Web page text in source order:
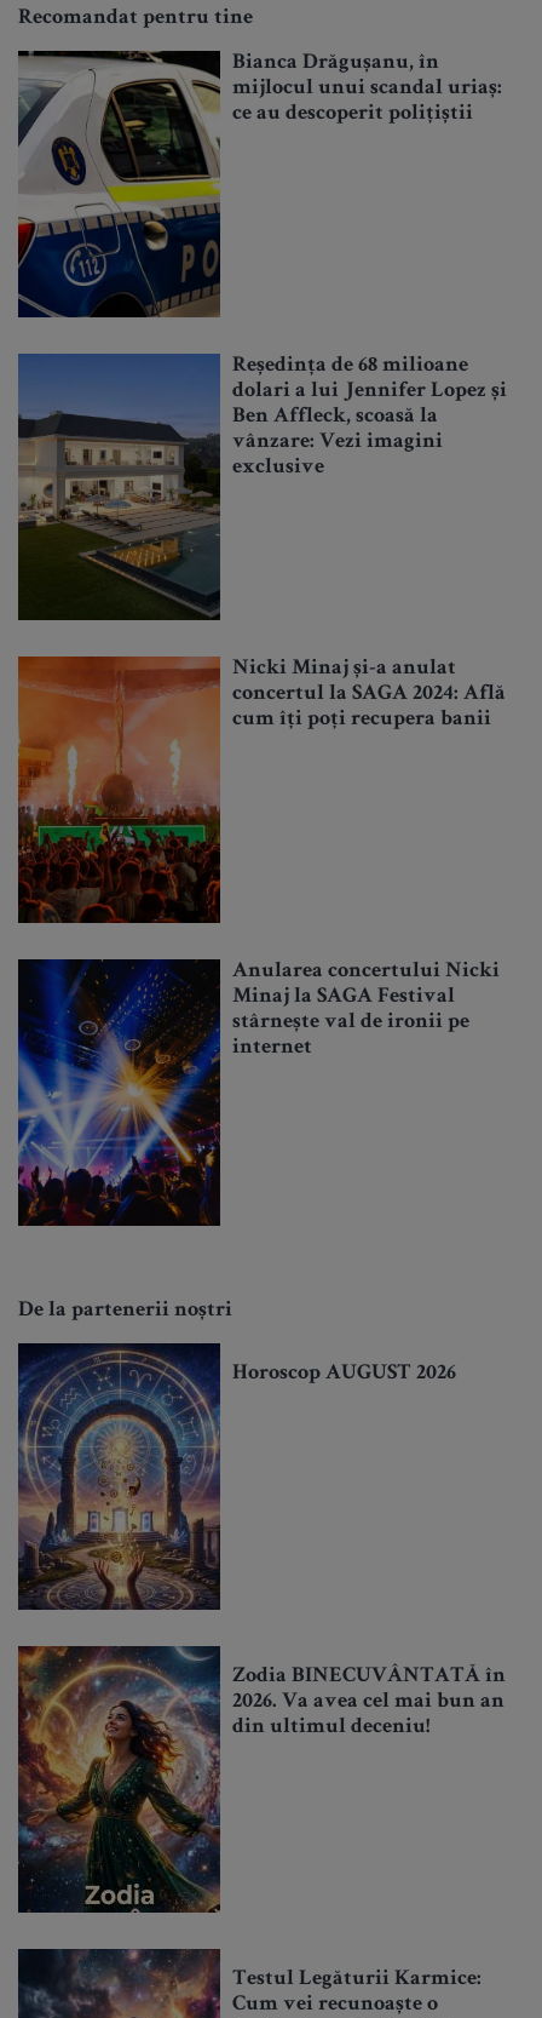
Recomandat pentru tine
Bianca Drăgușanu, în
mijlocul unui scandal uriaș:
ce au descoperit polițiștii
Reședința de 68 milioane
dolari a lui Jennifer Lopez și
Ben Affleck, scoasă la
vânzare: Vezi imagini
exclusive
Nicki Minaj și-a anulat
concertul la SAGA 2024: Află
cum îți poți recupera banii
Anularea concertului Nicki
Minaj la SAGA Festival
stârnește val de ironii pe
internet
De la partenerii noștri
Horoscop AUGUST 2026
Zodia BINECUVÂNTATĂ în
2026. Va avea cel mai bun an
din ultimul deceniu!
Testul Legăturii Karmice:
Cum vei recunoaște o